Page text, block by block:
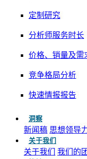
定制研究
分析师服务时长
价格、销量及需
竞争格局分析
快速情报报告
洞察
新闻稿 思想领导
关于我们
关于我们 我们的